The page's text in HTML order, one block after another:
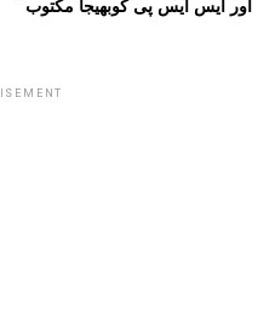
اور ایس ایس پی کوبھیجا مکتوب